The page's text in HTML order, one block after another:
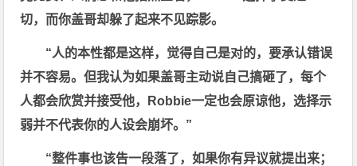
切，而你盖哥却躲了起来不见踪影。
“人的本性都是这样，觉得自己是对的，要承认错误
并不容易。但我认为如果盖哥主动说自己搞砸了，每个
人都会欣赏并接受他，Robbie一定也会原谅他，选择示
弱并不代表你的人设会崩坏。”
“整件事也该告一段落了，如果你有异议就提出来；